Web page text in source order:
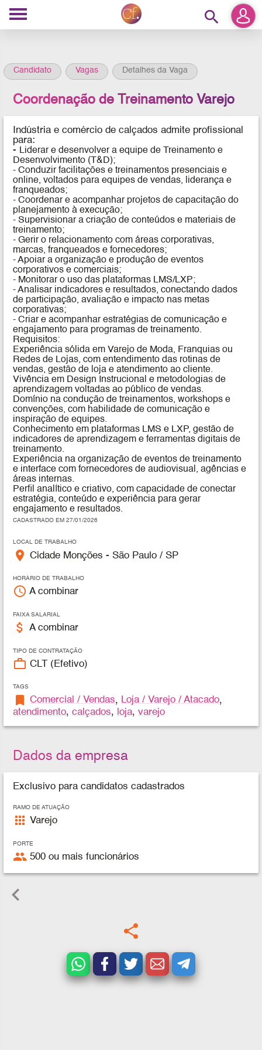
search
Candidato Vagas Detalhes da Vaga
Coordenação de Treinamento Varejo
Indústria e comércio de calçados admite profissional
para:
- Liderar e desenvolver a equipe de Treinamento e
Desenvolvimento (T&D);
- Conduzir facilitações e treinamentos presenciais e
online, voltados para equipes de vendas, liderança e
franqueados;
- Coordenar e acompanhar projetos de capacitação do
planejamento à execução;
- Supervisionar a criação de conteúdos e materiais de
treinamento;
- Gerir o relacionamento com áreas corporativas,
marcas, franqueados e fornecedores;
- Apoiar a organização e produção de eventos
corporativos e comerciais;
- Monitorar o uso das plataformas LMS/LXP;
- Analisar indicadores e resultados, conectando dados
de participação, avaliação e impacto nas metas
corporativas;
- Criar e acompanhar estratégias de comunicação e
engajamento para programas de treinamento.
Requisitos:
Experiência sólida em Varejo de Moda, Franquias ou
Redes de Lojas, com entendimento das rotinas de
vendas, gestão de loja e atendimento ao cliente.
Vivência em Design Instrucional e metodologias de
aprendizagem voltadas ao público de vendas.
Domínio na condução de treinamentos, workshops e
convenções, com habilidade de comunicação e
inspiração de equipes.
Conhecimento em plataformas LMS e LXP, gestão de
indicadores de aprendizagem e ferramentas digitais de
treinamento.
Experiência na organização de eventos de treinamento
e interface com fornecedores de audiovisual, agências e
áreas internas.
Perfil analítico e criativo, com capacidade de conectar
estratégia, conteúdo e experiência para gerar
engajamento e resultados.
CADASTRADO EM 27/01/2026
LOCAL DE TRABALHO
place Cidade Monções - São Paulo / SP
HORÁRIO DE TRABALHO
access_time A combinar
FAIXA SALARIAL
attach_money A combinar
TIPO DE CONTRATAÇÃO
work_outline CLT (Efetivo)
TAGS
bookmark Comercial / Vendas, Loja / Varejo / Atacado,
atendimento,calçados, loja,varejo
Dados da empresa
Exclusivo para candidatos cadastrados
RAMO DE ATUAÇÃO
apps Varejo
PORTE
people 500 ou mais funcionários
keyboard_arrow_left
share